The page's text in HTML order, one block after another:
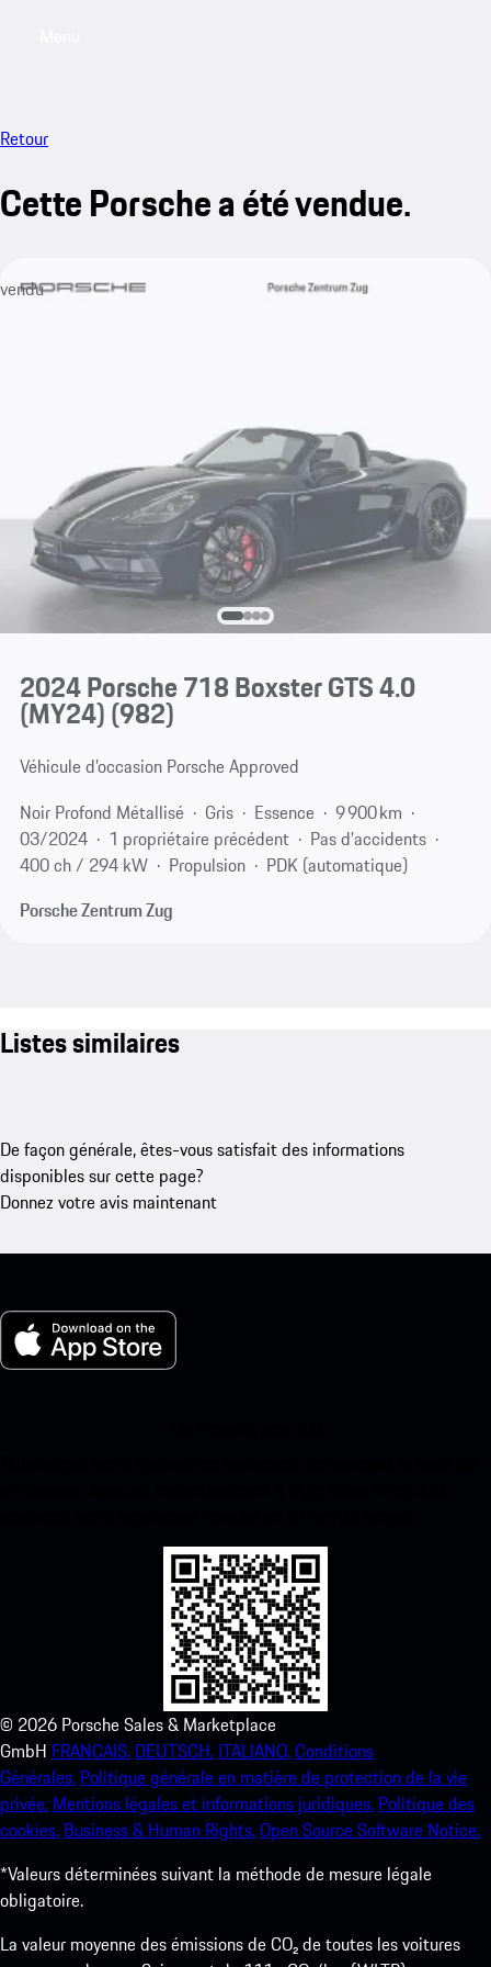
Retour
Cette Porsche a été vendue.
vendu
2024 Porsche 718 Boxster GTS 4.0
(MY24)(982)
Véhicule d’occasion Porsche Approved
Noir Profond Métallisé
Gris Essence
9 900 km
03/2024
1 propriétaire précédent
Pas d'accidents
400 ch / 294 kW
Propulsion
PDK (automatique)
Porsche Zentrum Zug
Listes similaires
De façon générale, êtes-vous satisfait des informations
disponibles sur cette page?
Donnez votre avis maintenant
© 2026 Porsche Sales & Marketplace
GmbH FRANCAIS. DEUTSCH. ITALIANO.Conditions
Générales. Politique générale en matière de protection de la vie
privée. Mentions légales et informations juridiques. Politique des
cookies. Business & Human Rights.Open Source Software Notice.
*Valeurs déterminées suivant la méthode de mesure légale
obligatoire.
La valeur moyenne des émissions de CO₂ de toutes les voitures